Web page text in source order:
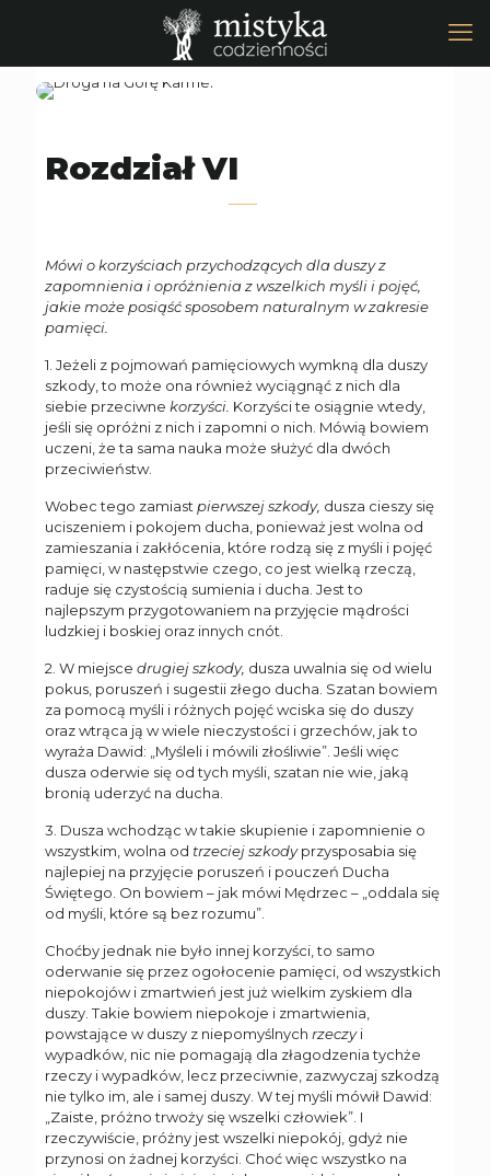
Rozdział VI
Mówi o korzyściach przychodzących dla duszy z
zapomnienia i opróżnienia z wszelkich myśli i pojęć,
jakie może posiąść sposobem naturalnym w zakresie
pamięci.
1. Jeżeli z pojmowań pamięciowych wymkną dla duszy
szkody, to może ona również wyciągnąć z nich dla
siebie przeciwne korzyści. Korzyści te osiągnie wtedy,
jeśli się opróżni z nich i zapomni o nich. Mówią bowiem
uczeni, że ta sama nauka może służyć dla dwóch
przeciwieństw.
Wobec tego zamiast pierwszej szkody, dusza cieszy się
uciszeniem i pokojem ducha, ponieważ jest wolna od
zamieszania i zakłócenia, które rodzą się z myśli i pojęć
pamięci, w następstwie czego, co jest wielką rzeczą,
raduje się czystością sumienia i ducha. Jest to
najlepszym przygotowaniem na przyjęcie mądrości
ludzkiej i boskiej oraz innych cnót.
2. W miejsce drugiej szkody, dusza uwalnia się od wielu
pokus, poruszeń i sugestii złego ducha. Szatan bowiem
za pomocą myśli i różnych pojęć wciska się do duszy
oraz wtrąca ją w wiele nieczystości i grzechów, jak to
wyraża Dawid: „Myśleli i mówili złośliwie”. Jeśli więc
dusza oderwie się od tych myśli, szatan nie wie, jaką
bronią uderzyć na ducha.
3. Dusza wchodząc w takie skupienie i zapomnienie o
wszystkim, wolna od trzeciej szkodyprzysposabia się
najlepiej na przyjęcie poruszeń i pouczeń Ducha
Świętego. On bowiem – jak mówi Mędrzec – „oddala się
od myśli, które są bez rozumu”.
Choćby jednak nie było innej korzyści, to samo
oderwanie się przez ogołocenie pamięci, od wszystkich
niepokojów i zmartwień jest już wielkim zyskiem dla
duszy. Takie bowiem niepokoje i zmartwienia,
powstające w duszy z niepomyślnych rzeczyi
wypadków, nic nie pomagają dla złagodzenia tychże
rzeczy i wypadków, lecz przeciwnie, zazwyczaj szkodzą
nie tylko im, ale i samej duszy. W tej myśli mówił Dawid:
„Zaiste, próżno trwoży się wszelki człowiek”. I
rzeczywiście, próżny jest wszelki niepokój, gdyż nie
przynosi on żadnej korzyści. Choć więc wszystko na